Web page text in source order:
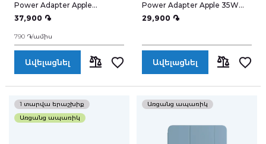
էլ. Տրանսպորտ
Խելացի տուն սարքեր
Գեղեցիկ համարներ
Հեռախոսներ
Power Adapter Apple
MagSafe 60W Mac Pro
37,900 ֏
790 ֏/ամիս
Ավելացնել
Power Adapter Apple 35W
Dual USB-C Port
29,900 ֏
Ավելացնել
1 տարվա երաշխիք
Առցանց ապառիկ
Առցանց ապառիկ